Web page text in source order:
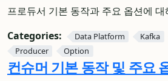
프로듀서 기본 동작과 주요 옵션에 대
Categories:
Data Platform Kafka
Producer
Option
컨슈머 기본 동작 및 주요